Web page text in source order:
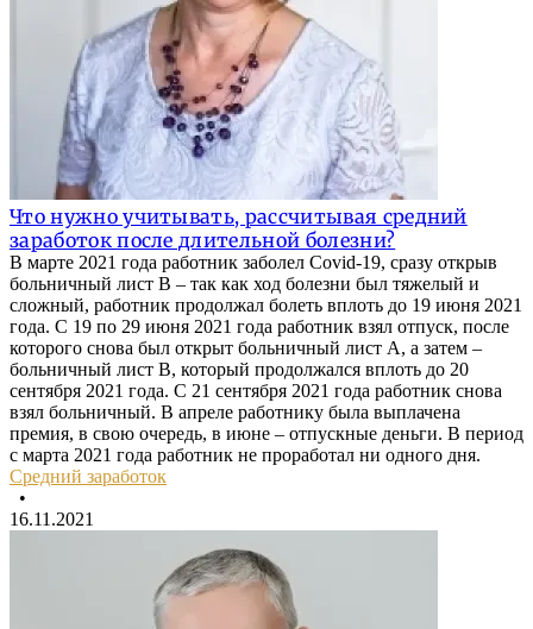
Что нужно учитывать, рассчитывая средний
заработок после длительной болезни?
В марте 2021 года работник заболел Covid-19, сразу открыв
больничный лист В – так как ход болезни был тяжелый и
сложный, работник продолжал болеть вплоть до 19 июня 2021
года. С 19 по 29 июня 2021 года работник взял отпуск, после
которого снова был открыт больничный лист А, а затем –
больничный лист В, который продолжался вплоть до 20
сентября 2021 года. С 21 сентября 2021 года работник снова
взял больничный. В апреле работнику была выплачена
премия, в свою очередь, в июне – отпускные деньги. В период
с марта 2021 года работник не проработал ни одного дня.
Средний заработок
•
16.11.2021